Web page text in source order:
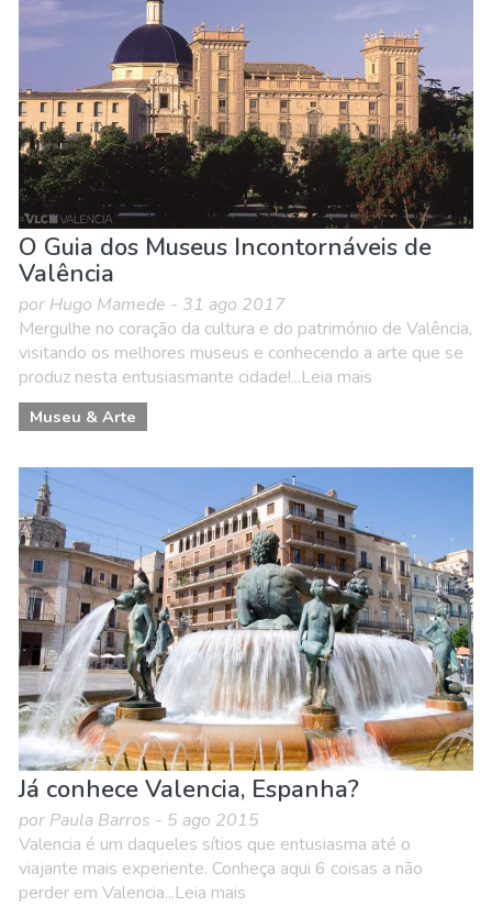
O Guia dos Museus Incontornáveis de
Valência
por Hugo Mamede - 31 ago 2017
Mergulhe no coração da cultura e do património de Valência,
visitando os melhores museus e conhecendo a arte que se
produz nesta entusiasmante cidade!...Leia mais
Museu & Arte
Já conhece Valencia, Espanha?
por Paula Barros - 5 ago 2015
Valencia é um daqueles sítios que entusiasma até o
viajante mais experiente. Conheça aqui 6 coisas a não
perder em Valencia...Leia mais